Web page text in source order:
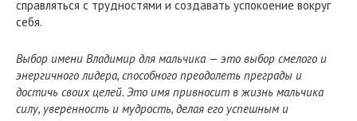
справляться с трудностями и создавать успокоение вокруг
себя.
Выбор имени Владимир для мальчика — это выбор смелого и
энергичного лидера, способного преодолеть преграды и
достичь своих целей. Это имя привносит в жизнь мальчика
силу, уверенность и мудрость, делая его успешным и